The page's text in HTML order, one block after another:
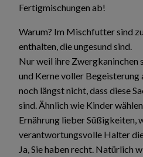
Fertigmischungen ab!
Warum? Im Mischfutter sind
enthalten, die ungesund sind.
Nur weil ihre Zwergkaninchen
und Kerne voller Begeisterung
noch längst nicht, dass diese
sind. Ähnlich wie Kinder
Ernährung lieber Süßigkeiten,
verantwortungsvolle Halter
Ja, Sie haben recht. Natürlich